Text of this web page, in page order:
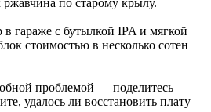
ржавчина по старому крылу.
гараже с бутылкой IPA и мягкой
стоимостью в несколько сотен
проблемой — поделитесь
удалось ли восстановить плату